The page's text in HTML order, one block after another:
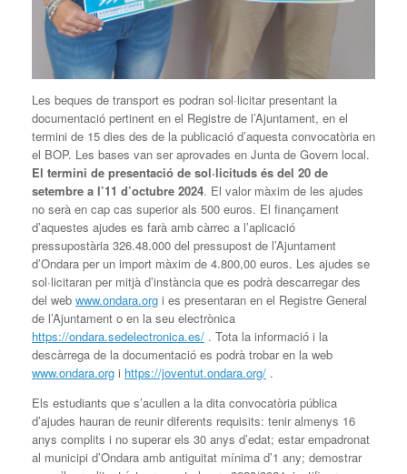
Les beques de transport es podran sol·licitar presentant la
documentació pertinent en el Registre de l’Ajuntament, en el
termini de 15 dies des de la publicació d’aquesta convocatòria en
el BOP. Les bases van ser aprovades en Junta de Govern local.
El termini de presentació de sol·licituds és del 20 de
setembre a l’11 d’octubre 2024. El valor màxim de les ajudes
no serà en cap cas superior als 500 euros. El finançament
d’aquestes ajudes es farà amb càrrec a l’aplicació
pressupostària 326.48.000 del pressupost de l’Ajuntament
d’Ondara per un import màxim de 4.800,00 euros. Les ajudes se
sol·licitaran per mitjà d’instància que es podrà descarregar des
del web www.ondara.org i es presentaran en el Registre General
de l’Ajuntament o en la seu electrònica
https://ondara.sedelectronica.es/ . Tota la informació i la
descàrrega de la documentació es podrà trobar en la web
www.ondara.org i https://joventut.ondara.org/ .
Els estudiants que s’acullen a la dita convocatòria pública
d’ajudes hauran de reunir diferents requisits: tenir almenys 16
anys complits i no superar els 30 anys d’edat; estar empadronat
al municipi d’Ondara amb antiguitat mínima d’1 any; demostrar